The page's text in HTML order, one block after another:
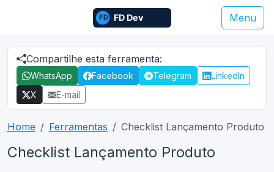
Menu
Compartilhe esta ferramenta:
WhatsApp Facebook Telegram
LinkedIn
X
E-mail
Home Ferramentas Checklist Lançamento Produto
Checklist Lançamento Produto